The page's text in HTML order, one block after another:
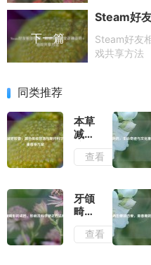
下一篇
Steam好友
戏共享方法
同类推荐
本草
减肥
胶
囊，
智慧
与现
学的
健康
查看
牙颌
畸形
的成
因、
查看